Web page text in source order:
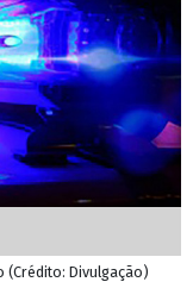
Divulgação)